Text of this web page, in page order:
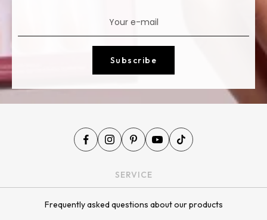
Your e-mail
Subscribe
SERVICE
Frequently asked questions about our products